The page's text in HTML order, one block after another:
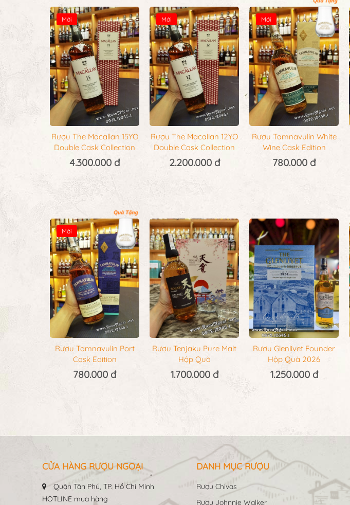
Mới
Rượu The Macallan 15YO
Double Cask Collection
4.300.000 đ
Mới
Rượu The Macallan 12YO
Double Cask Collection
2.200.000 đ
Mới
Rượu Tamnavulin White
Wine Cask Edition
780.000 đ
Mới
Rượu Tamnavulin Port
Cask Edition
780.000 đ
Rượu Tenjaku Pure Malt
Hộp Quà
1.700.000 đ
Rượu Glenlivet Founder
Hộp Quà 2026
1.250.000 đ
CỬA HÀNG RƯỢU NGOẠI
Quận Tân Phú, TP. Hồ Chí Minh
HOTLINE mua hàng
DANH MỤC RƯỢU
Rượu Chivas
Rượu Johnnie Walker